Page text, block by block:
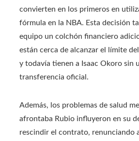
convierten en los primeros en
fórmula en la NBA. Esta decisión
equipo un colchón financiero
están cerca de alcanzar el límite
y todavía tienen a Isaac Okoro sin
transferencia oficial.
Además, los problemas de salud
afrontaba Rubio influyeron en su
rescindir el contrato, renunciando